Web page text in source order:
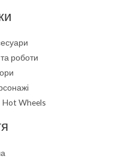
роботи
Wheels